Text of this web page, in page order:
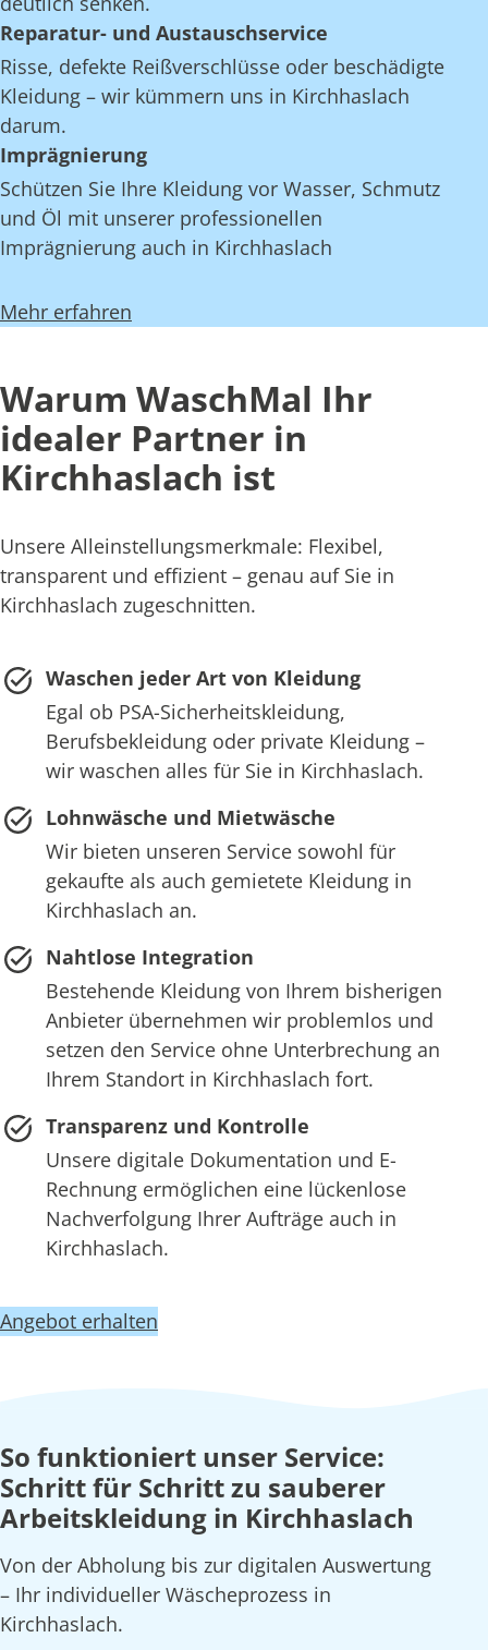
Reparatur- und Austauschservice
Risse, defekte Reißverschlüsse oder beschädigte
Kleidung – wir kümmern uns in Kirchhaslach
darum.
Imprägnierung
Schützen Sie Ihre Kleidung vor Wasser, Schmutz
und Öl mit unserer professionellen
Imprägnierung auch in Kirchhaslach
Mehr erfahren
Warum WaschMal Ihr
idealer Partner in
Kirchhaslach ist
Unsere Alleinstellungsmerkmale: Flexibel,
transparent und effizient – genau auf Sie in
Kirchhaslach zugeschnitten.
Waschen jeder Art von Kleidung
Egal ob PSA-Sicherheitskleidung,
Berufsbekleidung oder private Kleidung –
wir waschen alles für Sie in Kirchhaslach.
Lohnwäsche und Mietwäsche
Wir bieten unseren Service sowohl für
gekaufte als auch gemietete Kleidung in
Kirchhaslach an.
Nahtlose Integration
Bestehende Kleidung von Ihrem bisherigen
Anbieter übernehmen wir problemlos und
setzen den Service ohne Unterbrechung an
Ihrem Standort in Kirchhaslach fort.
Transparenz und Kontrolle
Unsere digitale Dokumentation und E-
Rechnung ermöglichen eine lückenlose
Nachverfolgung Ihrer Aufträge auch in
Kirchhaslach.
Angebot erhalten
So funktioniert unser Service:
Schritt für Schritt zu sauberer
Arbeitskleidung in Kirchhaslach
Von der Abholung bis zur digitalen Auswertung
– Ihr individueller Wäscheprozess in
Kirchhaslach.